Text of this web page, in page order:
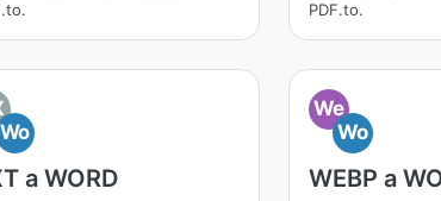
PDF.to.
Wo
a WORD
We
Wo
WEBP a